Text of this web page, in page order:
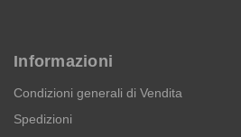
Informazioni
Condizioni generali di Vendita
Spedizioni